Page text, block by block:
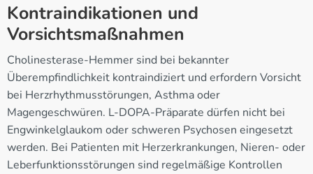
Kontraindikationen und
Vorsichtsmaßnahmen
Cholinesterase-Hemmer sind bei bekannter
Überempfindlichkeit kontraindiziert und erfordern Vorsicht
bei Herzrhythmusstörungen, Asthma oder
Magengeschwüren. L-DOPA-Präparate dürfen nicht bei
Engwinkelglaukom oder schweren Psychosen eingesetzt
werden. Bei Patienten mit Herzerkrankungen, Nieren- oder
Leberfunktionsstörungen sind regelmäßige Kontrollen